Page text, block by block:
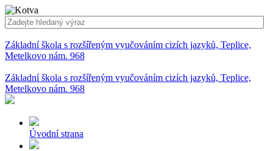
Základní škola s rozšířeným vyučováním cizích jazyků, Teplice,
Metelkovo nám. 968
Základní škola s rozšířeným vyučováním cizích jazyků, Teplice,
Metelkovo nám. 968
Úvodní strana